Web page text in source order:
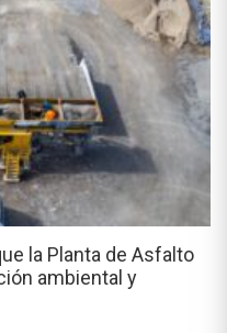
la Planta de Asfalto
ambiental y